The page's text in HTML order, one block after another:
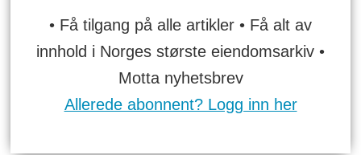
• Få tilgang på alle artikler • Få alt av
innhold i Norges største eiendomsarkiv •
Motta nyhetsbrev
Allerede abonnent? Logg inn her